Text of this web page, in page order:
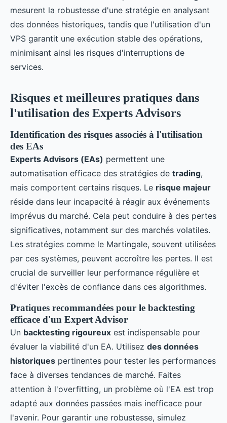
mesurent la robustesse d'une stratégie en analysant
des données historiques, tandis que l'utilisation d'un
VPS garantit une exécution stable des opérations,
minimisant ainsi les risques d'interruptions de
services.
Risques et meilleures pratiques dans
l'utilisation des Experts Advisors
Identification des risques associés à l'utilisation
des EAs
Experts Advisors (EAs) permettent une
automatisation efficace des stratégies de trading,
mais comportent certains risques. Le risque majeur
réside dans leur incapacité à réagir aux événements
imprévus du marché. Cela peut conduire à des pertes
significatives, notamment sur des marchés volatiles.
Les stratégies comme le Martingale, souvent utilisées
par ces systèmes, peuvent accroître les pertes. Il est
crucial de surveiller leur performance régulière et
d'éviter l'excès de confiance dans ces algorithmes.
Pratiques recommandées pour le backtesting
efficace d'un Expert Advisor
Un backtesting rigoureux est indispensable pour
évaluer la viabilité d'un EA. Utilisez des données
historiques pertinentes pour tester les performances
face à diverses tendances de marché. Faites
attention à l'overfitting, un problème où l'EA est trop
adapté aux données passées mais inefficace pour
l'avenir. Pour garantir une robustesse, simulez